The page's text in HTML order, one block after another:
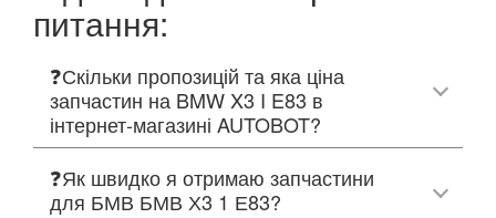
питання:
❓Скільки пропозицій та яка ціна
запчастин на BMW X3 I E83 в
інтернет-магазині AUTOBOT?
❓Як швидко я отримаю запчастини
для БМВ БМВ Х3 1 Е83?